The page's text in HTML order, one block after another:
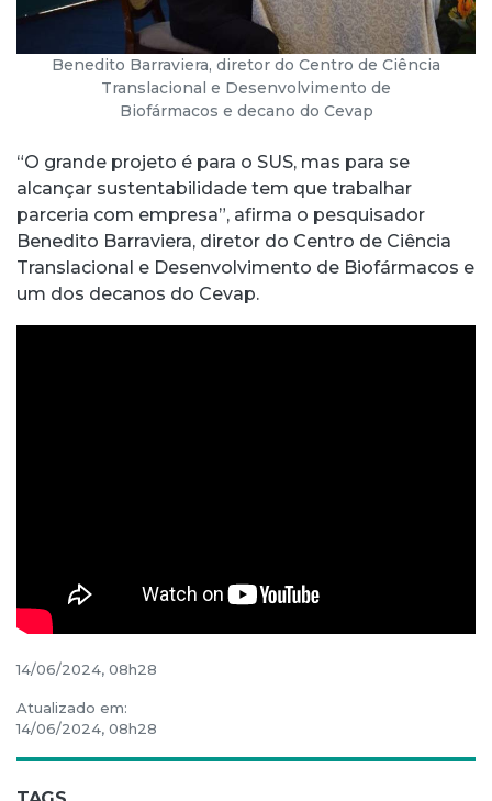
Benedito Barraviera, diretor do Centro de Ciência
Translacional e Desenvolvimento de
Biofármacos e decano do Cevap
“O grande projeto é para o SUS, mas para se
alcançar sustentabilidade tem que trabalhar
parceria com empresa”, afirma o pesquisador
Benedito Barraviera, diretor do Centro de Ciência
Translacional e Desenvolvimento de Biofármacos e
um dos decanos do Cevap.
14/06/2024, 08h28
Atualizado em:
14/06/2024, 08h28